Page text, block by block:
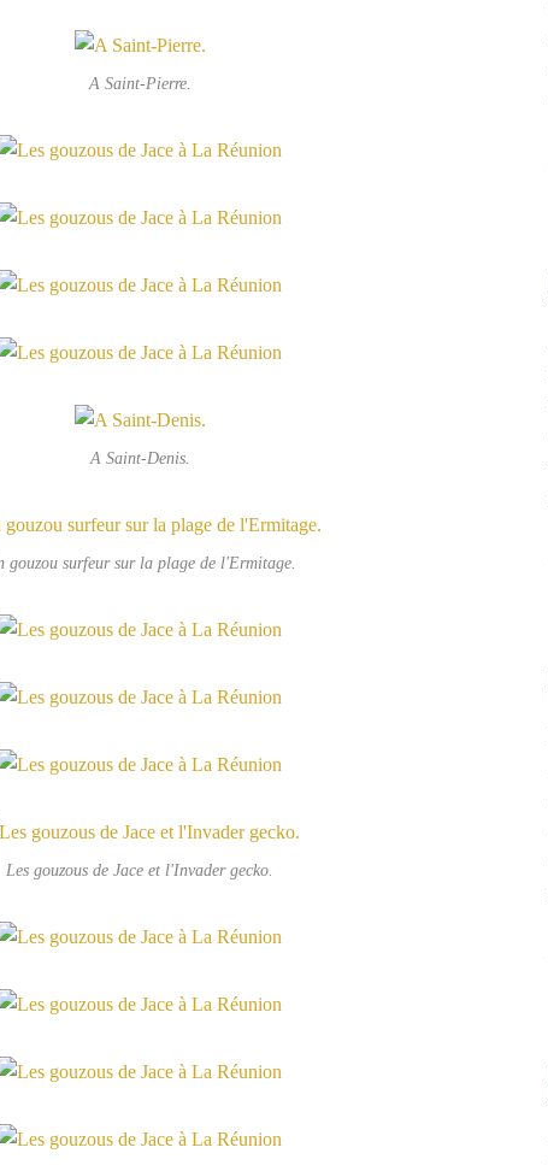
A Saint-Pierre.
A Saint-Denis.
gouzou surfeur sur la plage de l'Ermitage.
Les gouzous de Jace et l'Invader gecko.